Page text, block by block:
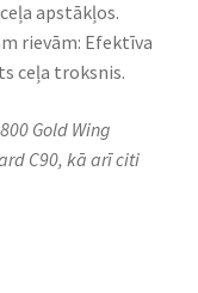
apstākļos.​
rievām: Efektīva
ceļa troksnis.​
Gold Wing
C90, kā arī citi